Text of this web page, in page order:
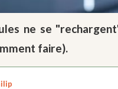
ne se
faire).